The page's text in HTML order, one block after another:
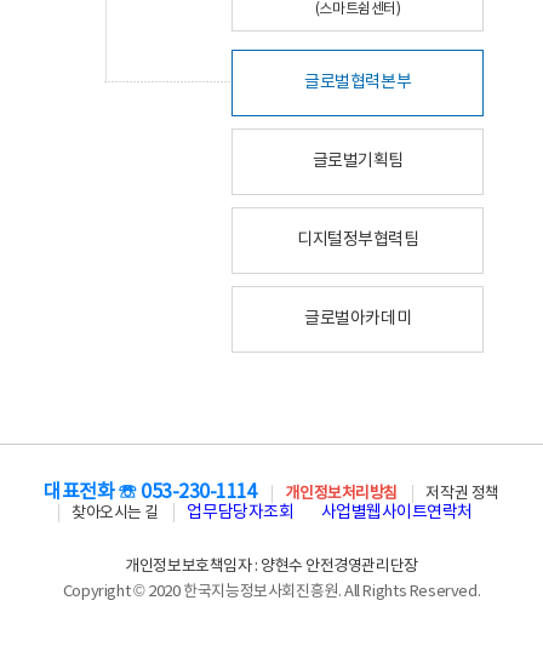
(스마트쉼센터)
글로벌협력본부
글로벌기획팀
디지털정부협력팀
글로벌아카데미
대표전화 ☏ 053-230-1114 개인정보처리방침
저작권 정책
찾아오시는 길
업무담당자조회 사업별웹사이트연락처
개인정보보호책임자 : 양현수 안전경영관리단장
Copyright © 2020 한국지능정보사회진흥원. All Rights Reserved.